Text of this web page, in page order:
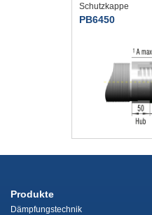
Schutzkappe
PB6450
Produkte
Dämpfungstechnik